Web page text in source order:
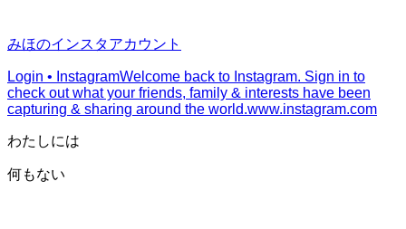
みほのインスタアカウント
Login • InstagramWelcome back to Instagram. Sign in to
check out what your friends, family & interests have been
capturing & sharing around the world.www.instagram.com
わたしには
何もない